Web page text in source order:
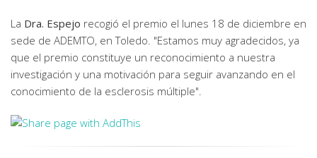
La Dra. Espejo recogió el premio el lunes 18 de diciembre en
sede de ADEMTO, en Toledo. "Estamos muy agradecidos, ya
que el premio constituye un reconocimiento a nuestra
investigación y una motivación para seguir avanzando en el
conocimiento de la esclerosis múltiple".